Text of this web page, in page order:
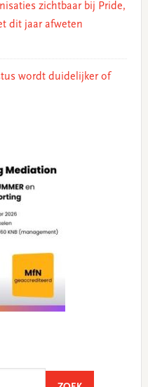
zichtbaar bij Pride,
dit jaar afweten
wordt duidelijker of